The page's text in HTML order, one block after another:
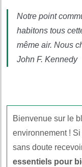
Notre point
habitons tous
même air. Nous
John F. Kennedy
Bienvenue sur le
environnement !
sans doute
essentiels pour